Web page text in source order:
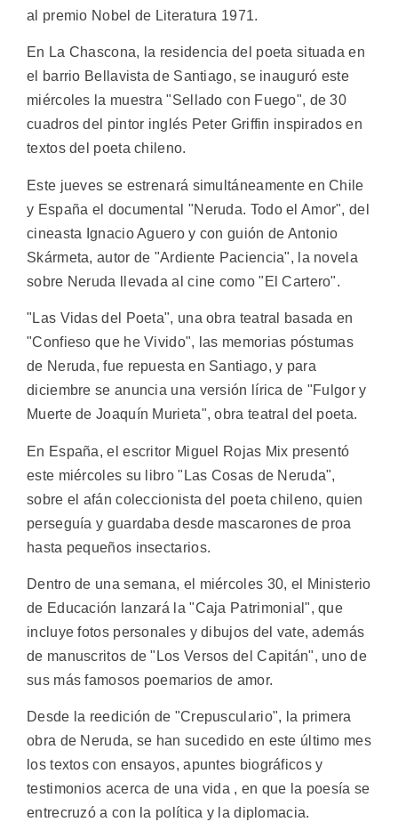
al premio Nobel de Literatura 1971.
En La Chascona, la residencia del poeta situada en
el barrio Bellavista de Santiago, se inauguró este
miércoles la muestra "Sellado con Fuego", de 30
cuadros del pintor inglés Peter Griffin inspirados en
textos del poeta chileno.
Este jueves se estrenará simultáneamente en Chile
y España el documental "Neruda. Todo el Amor", del
cineasta Ignacio Aguero y con guión de Antonio
Skármeta, autor de "Ardiente Paciencia", la novela
sobre Neruda llevada al cine como "El Cartero".
"Las Vidas del Poeta", una obra teatral basada en
"Confieso que he Vivido", las memorias póstumas
de Neruda, fue repuesta en Santiago, y para
diciembre se anuncia una versión lírica de "Fulgor y
Muerte de Joaquín Murieta", obra teatral del poeta.
En España, el escritor Miguel Rojas Mix presentó
este miércoles su libro "Las Cosas de Neruda",
sobre el afán coleccionista del poeta chileno, quien
perseguía y guardaba desde mascarones de proa
hasta pequeños insectarios.
Dentro de una semana, el miércoles 30, el Ministerio
de Educación lanzará la "Caja Patrimonial", que
incluye fotos personales y dibujos del vate, además
de manuscritos de "Los Versos del Capitán", uno de
sus más famosos poemarios de amor.
Desde la reedición de "Crepusculario", la primera
obra de Neruda, se han sucedido en este último mes
los textos con ensayos, apuntes biográficos y
testimonios acerca de una vida , en que la poesía se
entrecruzó a con la política y la diplomacia.